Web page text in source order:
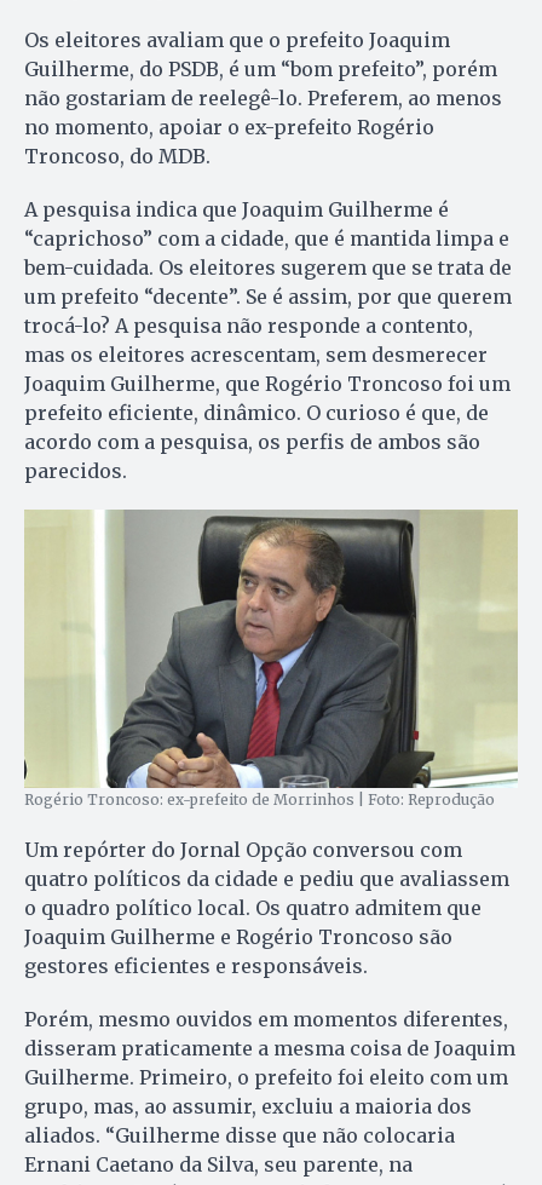
Os eleitores avaliam que o prefeito Joaquim
Guilherme, do PSDB, é um “bom prefeito”, porém
não gostariam de reelegê-lo. Preferem, ao menos
no momento, apoiar o ex-prefeito Rogério
Troncoso, do MDB.
A pesquisa indica que Joaquim Guilherme é
“caprichoso” com a cidade, que é mantida limpa e
bem-cuidada. Os eleitores sugerem que se trata de
um prefeito “decente”. Se é assim, por que querem
trocá-lo? A pesquisa não responde a contento,
mas os eleitores acrescentam, sem desmerecer
Joaquim Guilherme, que Rogério Troncoso foi um
prefeito eficiente, dinâmico. O curioso é que, de
acordo com a pesquisa, os perfis de ambos são
parecidos.
Rogério Troncoso: ex-prefeito de Morrinhos | Foto: Reprodução
Um repórter do Jornal Opção conversou com
quatro políticos da cidade e pediu que avaliassem
o quadro político local. Os quatro admitem que
Joaquim Guilherme e Rogério Troncoso são
gestores eficientes e responsáveis.
Porém, mesmo ouvidos em momentos diferentes,
disseram praticamente a mesma coisa de Joaquim
Guilherme. Primeiro, o prefeito foi eleito com um
grupo, mas, ao assumir, excluiu a maioria dos
aliados. “Guilherme disse que não colocaria
Ernani Caetano da Silva, seu parente, na